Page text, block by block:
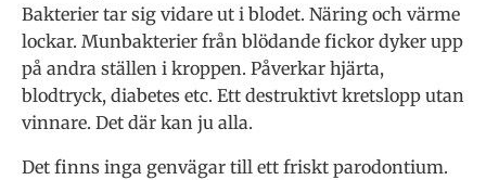
Bakterier tar sig vidare ut i blodet. Näring och värme
lockar. Munbakterier från blödande fickor dyker upp
på andra ställen i kroppen. Påverkar hjärta,
blodtryck, diabetes etc. Ett destruktivt kretslopp utan
vinnare. Det där kan ju alla.
Det finns inga genvägar till ett friskt parodontium.